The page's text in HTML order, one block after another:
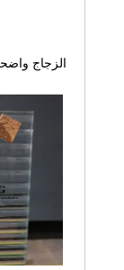
8 مم من
، وزجاج